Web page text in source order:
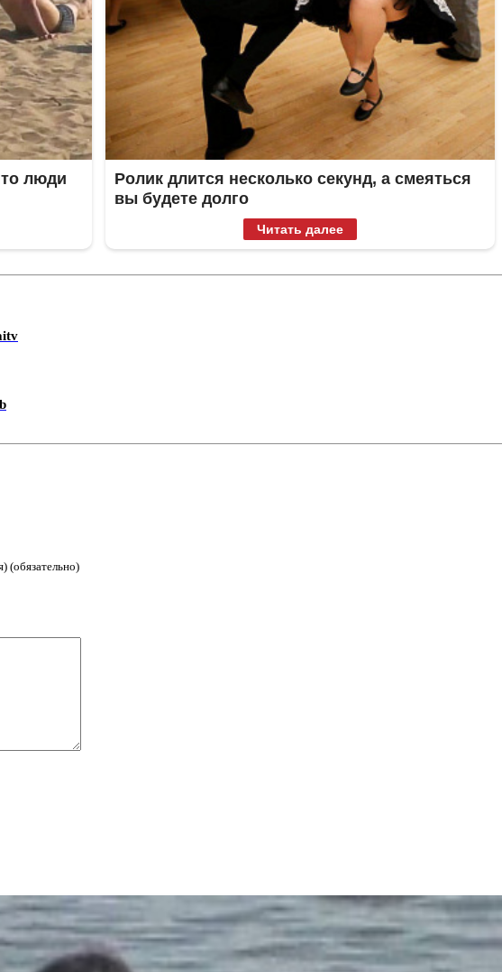
люди
Ролик длится несколько секунд, а смеяться
вы будете долго
Читать далее
(обязательно)